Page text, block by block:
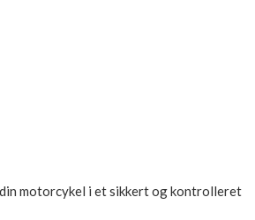
motorcykel i et sikkert og kontrolleret